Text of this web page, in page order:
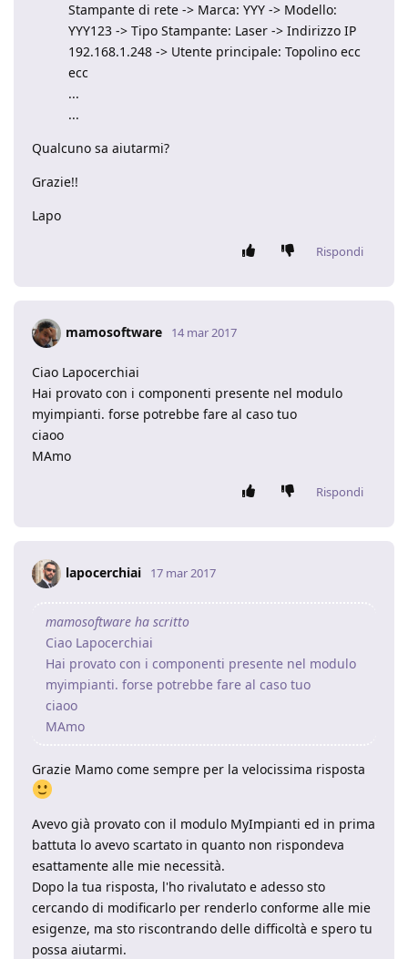
Stampante di rete -> Marca: YYY -> Modello:
YYY123 -> Tipo Stampante: Laser -> Indirizzo IP
192.168.1.248 -> Utente principale: Topolino ecc
ecc
...
...
Qualcuno sa aiutarmi?
Grazie!!
Lapo
Rispondi
mamosoftware 14 mar 2017
Ciao Lapocerchiai
Hai provato con i componenti presente nel modulo
myimpianti. forse potrebbe fare al caso tuo
ciaoo
MAmo
Rispondi
lapocerchiai 17 mar 2017
mamosoftware ha scritto
Ciao Lapocerchiai
Hai provato con i componenti presente nel modulo
myimpianti. forse potrebbe fare al caso tuo
ciaoo
MAmo
Grazie Mamo come sempre per la velocissima risposta
Avevo già provato con il modulo MyImpianti ed in prima
battuta lo avevo scartato in quanto non rispondeva
esattamente alle mie necessità.
Dopo la tua risposta, l'ho rivalutato e adesso sto
cercando di modificarlo per renderlo conforme alle mie
esigenze, ma sto riscontrando delle difficoltà e spero tu
possa aiutarmi.